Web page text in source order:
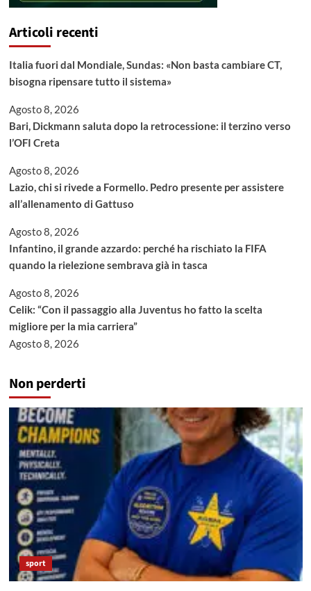
Articoli recenti
Italia fuori dal Mondiale, Sundas: «Non basta cambiare CT,
bisogna ripensare tutto il sistema»
Agosto 8, 2026
Bari, Dickmann saluta dopo la retrocessione: il terzino verso
l’OFI Creta
Agosto 8, 2026
Lazio, chi si rivede a Formello. Pedro presente per assistere
all’allenamento di Gattuso
Agosto 8, 2026
Infantino, il grande azzardo: perché ha rischiato la FIFA
quando la rielezione sembrava già in tasca
Agosto 8, 2026
Celik: “Con il passaggio alla Juventus ho fatto la scelta
migliore per la mia carriera”
Agosto 8, 2026
Non perderti
sport